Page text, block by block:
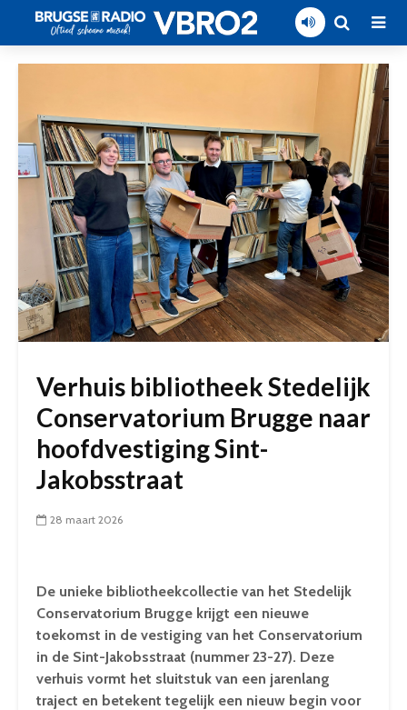
Verhuis bibliotheek Stedelijk
Conservatorium Brugge naar
hoofdvestiging Sint-
Jakobsstraat
28 maart 2026
De unieke bibliotheekcollectie van het Stedelijk
Conservatorium Brugge krijgt een nieuwe
toekomst in de vestiging van het Conservatorium
in de Sint-Jakobsstraat (nummer 23-27). Deze
verhuis vormt het sluitstuk van een jarenlang
traject en betekent tegelijk een nieuw begin voor